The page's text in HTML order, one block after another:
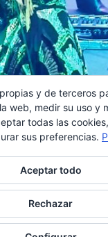
single del nuevo álbum
que sale a la venta
De este nuevo
«Verão» es o no es la
«Primavera». Este…
25/03/2019
y de terceros
web, medir su uso y
todas las
sus preferencias.
Aceptar todo
Rechazar